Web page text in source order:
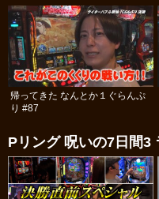
帰ってきた なんとか１ぐらんぷ
り #87
Pリング 呪いの7日間3